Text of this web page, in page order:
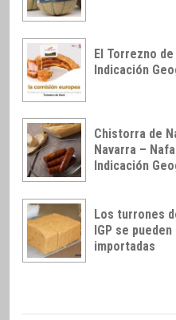
El Torrezno
Indicación
Chistorra de
Navarra –
Indicación
Los turrones
IGP se
importadas